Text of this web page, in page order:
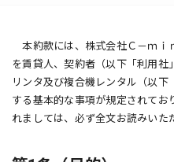
本約款には、株式会社Ｃ－ｍｉ
を賃貸人、契約者（以下「利用
リンタ及び複合機レンタル（以下
する基本的な事項が規定されてお
れましては、必ず全文お読みいた